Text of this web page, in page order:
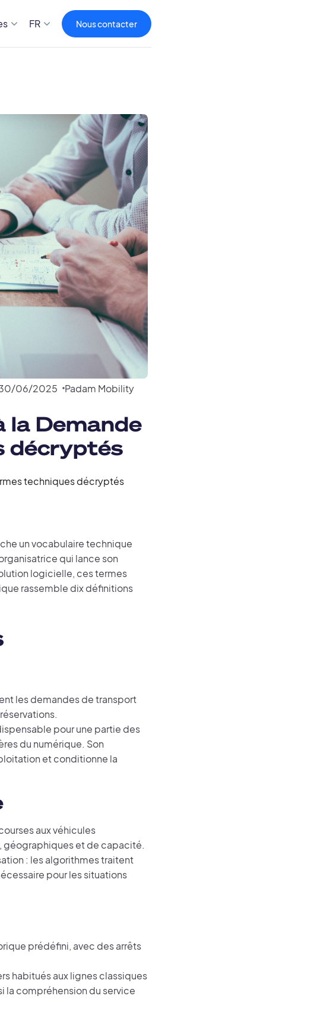
FR Nous contacter
techniques décryptés
la Demande
décryptés
/06/2025 Padam Mobility
un vocabulaire technique
qui lance son
logicielle, ces termes
rassemble dix définitions
les demandes de transport
pour une partie des
du numérique. Son
et conditionne la
aux véhicules
géographiques et de capacité.
: les algorithmes traitent
pour les situations
prédéfini, avec des arrêts
habitués aux lignes classiques
la compréhension du service